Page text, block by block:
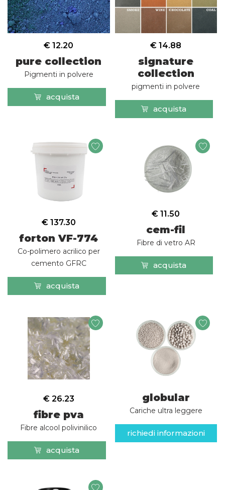
pure collection
Pigmenti in polvere
€ 12.20
acquista
signature
collection
pigmenti in polvere
€ 14.88
acquista
forton VF-774
Co-polimero acrilico per
cemento GFRC
€ 137.30
acquista
cem-fil
Fibre di vetro AR
€ 11.50
acquista
fibre pva
Fibre alcool polivinilico
€ 26.23
acquista
globular
Cariche ultra leggere
richiedi informazioni